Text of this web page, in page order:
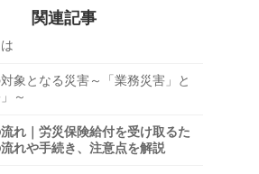
関連記事
象となる災害～「業務災害」と
～
れ｜労災保険給付を受け取るた
れや手続き、注意点を解説